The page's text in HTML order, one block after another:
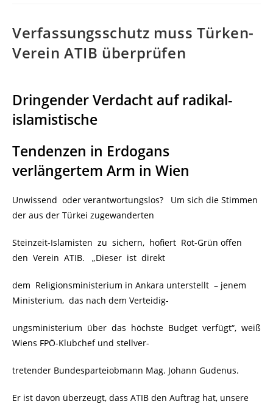
Verfassungsschutz muss Türken-
Verein ATIB überprüfen
Dringender Verdacht auf radikal-
islamistische
Tendenzen in Erdogans
verlängertem Arm in Wien
Unwissend oder verantwortungslos? Um sich die Stimmen
der aus der Türkei zugewanderten
Steinzeit-Islamisten zu sichern, hofiert Rot-Grün offen
den Verein ATIB. „Dieser ist direkt
dem Religionsministerium in Ankara unterstellt – jenem
Ministerium, das nach dem Verteidig-
ungsministerium über das höchste Budget verfügt“, weiß
Wiens FPÖ-Klubchef und stellver-
tretender Bundesparteiobmann Mag. Johann Gudenus.
Er ist davon überzeugt, dass ATIB den Auftrag hat, unsere